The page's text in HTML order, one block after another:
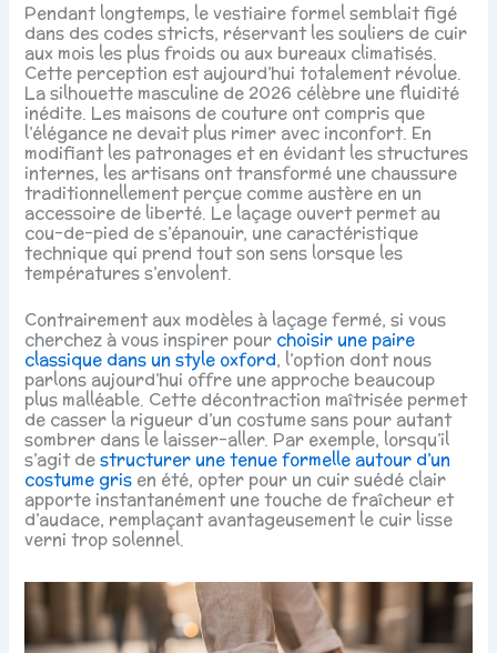
Pendant longtemps, le vestiaire formel semblait figé
dans des codes stricts, réservant les souliers de cuir
aux mois les plus froids ou aux bureaux climatisés.
Cette perception est aujourd’hui totalement révolue.
La silhouette masculine de 2026 célèbre une fluidité
inédite. Les maisons de couture ont compris que
l’élégance ne devait plus rimer avec inconfort. En
modifiant les patronages et en évidant les structures
internes, les artisans ont transformé une chaussure
traditionnellement perçue comme austère en un
accessoire de liberté. Le laçage ouvert permet au
cou-de-pied de s’épanouir, une caractéristique
technique qui prend tout son sens lorsque les
températures s’envolent.
Contrairement aux modèles à laçage fermé, si vous
cherchez à vous inspirer pour choisir une paire
classique dans un style oxford, l’option dont nous
parlons aujourd’hui offre une approche beaucoup
plus malléable. Cette décontraction maîtrisée permet
de casser la rigueur d’un costume sans pour autant
sombrer dans le laisser-aller. Par exemple, lorsqu’il
s’agit destructurer une tenue formelle autour d’un
costume gris en été, opter pour un cuir suédé clair
apporte instantanément une touche de fraîcheur et
d’audace, remplaçant avantageusement le cuir lisse
verni trop solennel.